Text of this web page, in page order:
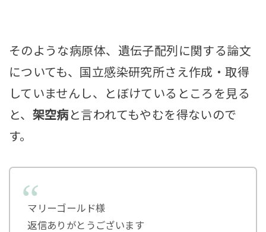
そのような病原体、遺伝子配列に関する論文
についても、国立感染研究所さえ作成・取得
していませんし、とぼけているところを見る
と、 架空病と言われてもやむを得ないので
す。
マリーゴールド様
返信ありがとうございます